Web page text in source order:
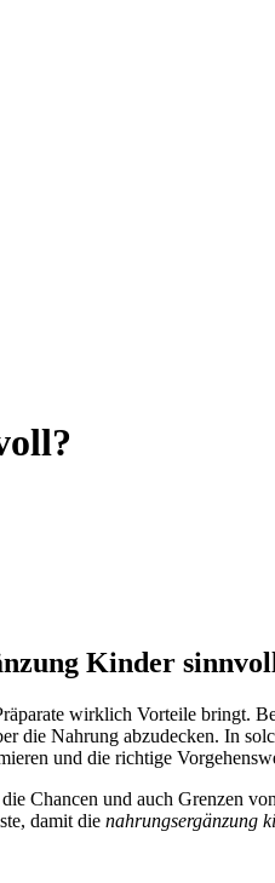
Kinder
wirklich Vorteile bringt.
Nahrung abzudecken. In
und die richtige
Chancen und auch Grenzen
damit die nahrungsergänzung